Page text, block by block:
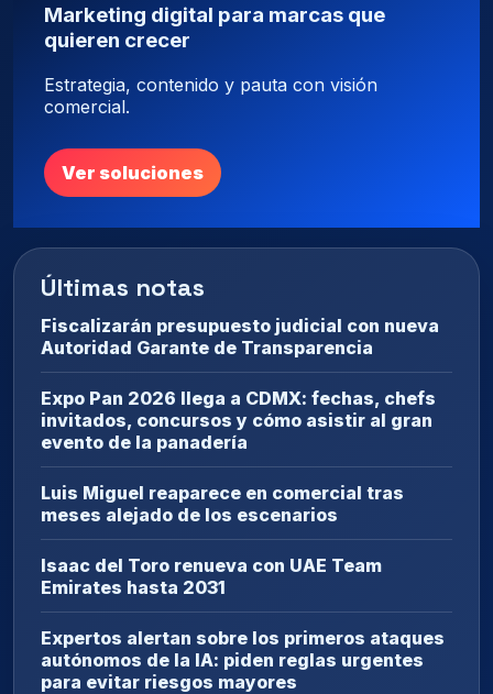
Marketing digital para marcas que
quieren crecer
Estrategia, contenido y pauta con visión
comercial.
Ver soluciones
Últimas notas
Fiscalizarán presupuesto judicial con nueva
Autoridad Garante de Transparencia
Expo Pan 2026 llega a CDMX: fechas, chefs
invitados, concursos y cómo asistir al gran
evento de la panadería
Luis Miguel reaparece en comercial tras
meses alejado de los escenarios
Isaac del Toro renueva con UAE Team
Emirates hasta 2031
Expertos alertan sobre los primeros ataques
autónomos de la IA: piden reglas urgentes
para evitar riesgos mayores